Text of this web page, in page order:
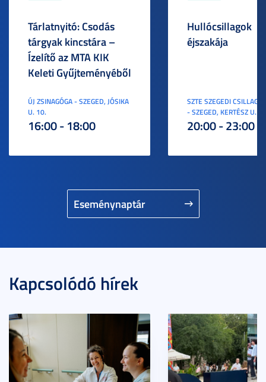
Eseménynaptár
Tárlatnyitó: Csodás
tárgyak kincstára –
Ízelítő az MTA KIK
Keleti Gyűjteményéből
ÚJ ZSINAGÓGA - SZEGED, JÓSIKA
U. 10.
16:00 - 18:00
Hullócsillagok
éjszakája
SZTE SZEGEDI
- SZEGED, KERTÉSZ U. 3.
20:00 - 23:00
Kapcsolódó hírek